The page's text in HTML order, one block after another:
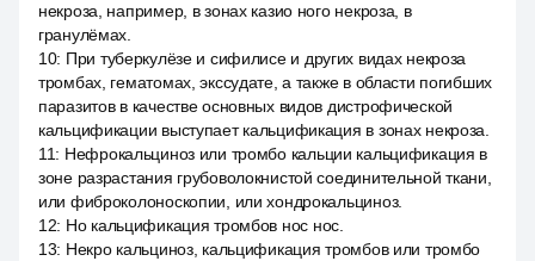
некроза, например, в зонах казио ного некроза, в
гранулёмах.
10: При туберкулёзе и сифилисе и других видах некроза
тромбах, гематомах, экссудате, а также в области погибших
паразитов в качестве основных видов дистрофической
кальцификации выступает кальцификация в зонах некроза.
11: Нефрокальциноз или тромбо кальции кальцификация в
зоне разрастания грубоволокнистой соединительной ткани,
или фиброколоноскопии, или хондрокальциноз.
12: Но кальцификация тромбов нос нос.
13: Некро кальциноз, кальцификация тромбов или тромбо